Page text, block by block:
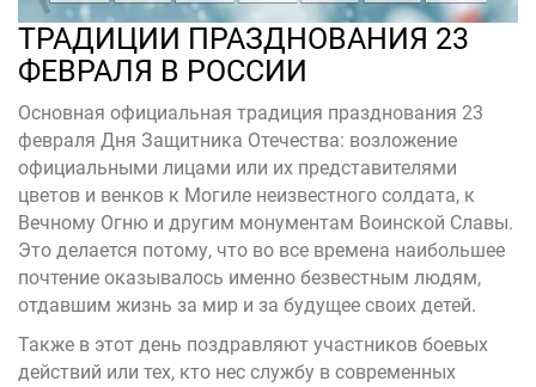
ТРАДИЦИИ ПРАЗДНОВАНИЯ 23
ФЕВРАЛЯ В РОССИИ
Основная официальная традиция празднования 23
февраля Дня Защитника Отечества: возложение
официальными лицами или их представителями
цветов и венков к Могиле неизвестного солдата, к
Вечному Огню и другим монументам Воинской Славы.
Это делается потому, что во все времена наибольшее
почтение оказывалось именно безвестным людям,
отдавшим жизнь за мир и за будущее своих детей.
Также в этот день поздравляют участников боевых
действий или тех, кто нес службу в современных